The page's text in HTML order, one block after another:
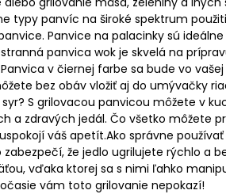
typy panvíc na široké spektrum
Panvice na palacinky sú
panvica wok je skvelá na
v čiernej farbe sa bude vo
bez obáv vložiť aj do umývačky
S grilovacou panvicou môžete v
zdravých jedál. Čo všetko môžete
váš apetít.Ako správne
že jedlo ugrilujete rýchlo a
vďaka ktorej sa s nimi ľahko
vám toto grilovanie nepokazí!